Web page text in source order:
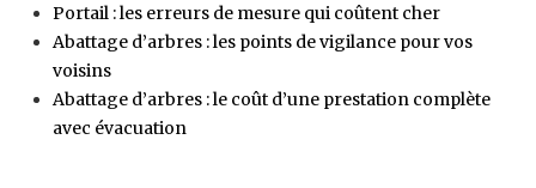
Portail : les erreurs de mesure qui coûtent cher
Abattage d’arbres : les points de vigilance pour vos
voisins
Abattage d’arbres : le coût d’une prestation complète
avec évacuation